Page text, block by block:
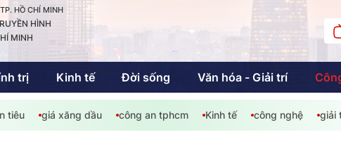
HỒ CHÍ MINH
HÌNH
MINH
trị Kinh tế Đời sống Văn hóa - Giải trí
Văn hóa - Giải trí
Giáo dục Kinh tế
tiêu giá xăng dầu công an tphcm Kinh tế công nghệ giải